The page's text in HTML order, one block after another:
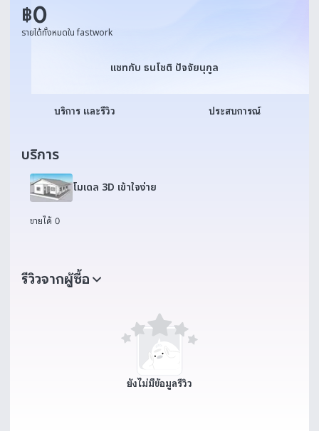
฿0
รายได้ทั้งหมดใน fastwork
แชทกับ ธนโชติ ปัจจัยนุกูล
แชทกับ ธนโชติ ปัจจัยนุกูล
บริการ และรีวิว ประสบการณ์
บริการ
โมเดล 3D เข้าใจง่าย
ขายได้ 0
รีวิวจากผู้ซื้อ
ยังไม่มีข้อมูลรีวิว